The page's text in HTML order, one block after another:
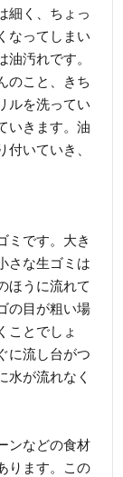
細く、ちょっ
なってしまい
汚れです。
のこと、きち
ルを洗ってい
いきます。油
いていき、
ミです。大き
さな生ゴミは
ほうに流れて
の目が粗い場
ことでしょ
に流し台がつ
水が流れなく
ンなどの食材
ります。この